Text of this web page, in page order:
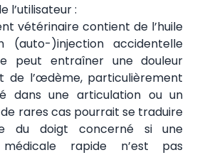
l’utilisateur :
vétérinaire contient de l’huile
(auto-)injection accidentelle
peut entraîner une douleur
de l’œdème, particulièrement
dans une articulation ou un
rares cas pourrait se traduire
du doigt concerné si une
médicale rapide n’est pas